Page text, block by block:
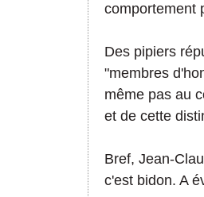
comportement
Des pipiers
"membres
même pas au
et de cette
Bref, Jean-
c'est bidon. A